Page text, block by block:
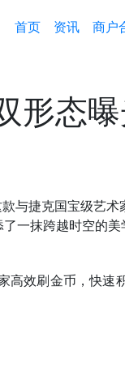
首页 资讯 商户
形态
与捷克国宝级艺术
一抹跨越时空的
高效刷金币，快速